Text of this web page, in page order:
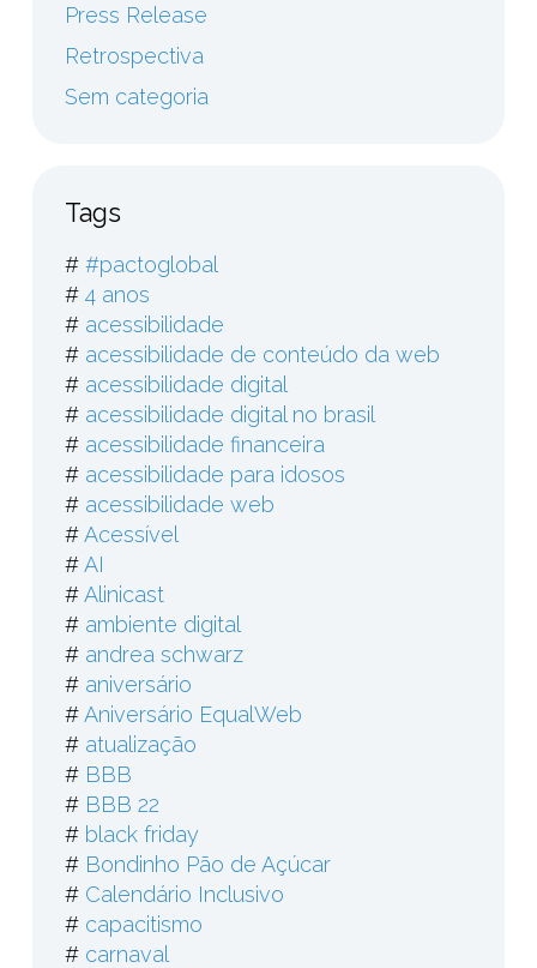
Press Release
Retrospectiva
Sem categoria
Tags
# #pactoglobal
# 4 anos
# acessibilidade
# acessibilidade de conteúdo da web
# acessibilidade digital
# acessibilidade digital no brasil
# acessibilidade financeira
# acessibilidade para idosos
# acessibilidade web
#Acessível
#AI
#Alinicast
# ambiente digital
# andrea schwarz
# aniversário
#Aniversário EqualWeb
# atualização
# BBB
# BBB 22
# black friday
# Bondinho Pão de Açúcar
# Calendário Inclusivo
# capacitismo
# carnaval